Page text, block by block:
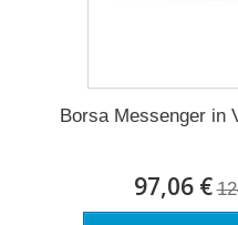
Borsa Messenger in
97,06 €